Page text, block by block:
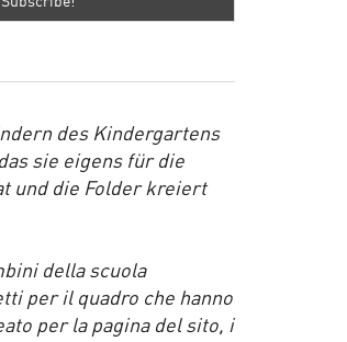
des Kindergartens
sie eigens für die
und die Folder kreiert
della scuola
per il quadro che hanno
per la pagina del sito, i